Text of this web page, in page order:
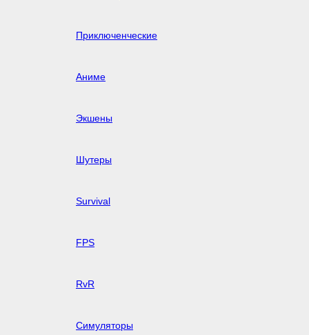
Приключенческие
Аниме
Экшены
Шутеры
Survival
FPS
RvR
Симуляторы